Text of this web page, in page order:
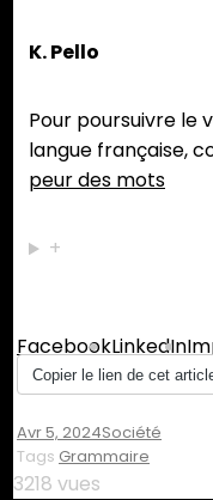
K. Pello
Pour poursuivre le
langue française,
peur des mots
+
FacebookLinkedIn
Copier le lien de cet
Avr 5, 2024Société
Tags Grammaire
3218 vues